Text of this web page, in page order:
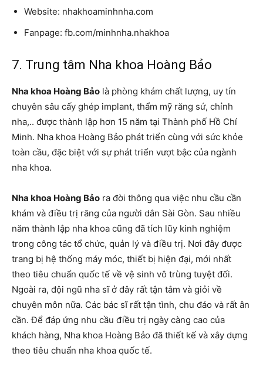
Website: nhakhoaminhnha.com
Fanpage: fb.com/minhnha.nhakhoa
7. Trung tâm Nha khoa Hoàng Bảo
Nha khoa Hoàng Bảo là phòng khám chất lượng, uy tín
chuyên sâu cấy ghép implant, thẩm mỹ răng sứ, chỉnh
nha,.. được thành lập hơn 15 năm tại Thành phố Hồ Chí
Minh. Nha khoa Hoàng Bảo phát triển cùng với sức khỏe
toàn cầu, đặc biệt với sự phát triển vượt bậc của ngành
nha khoa.
Nha khoa Hoàng Bảo ra đời thông qua việc nhu cầu cần
khám và điều trị răng của người dân Sài Gòn. Sau nhiều
năm thành lập nha khoa cũng đã tích lũy kinh nghiệm
trong công tác tổ chức, quản lý và điều trị. Nơi đây được
trang bị hệ thống máy móc, thiết bị hiện đại, mới nhất
theo tiêu chuẩn quốc tế về vệ sinh vô trùng tuyệt đối.
Ngoài ra, đội ngũ nha sĩ ở đây rất tận tâm và giỏi về
chuyên môn nữa. Các bác sĩ rất tận tình, chu đáo và rất ân
cần. Để đáp ứng nhu cầu điều trị ngày càng cao của
khách hàng, Nha khoa Hoàng Bảo đã thiết kế và xây dựng
theo tiêu chuẩn nha khoa quốc tế.